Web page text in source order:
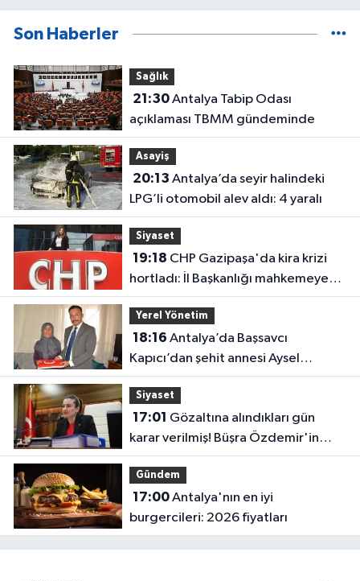
Son Haberler
Sağlık
21:30Antalya Tabip Odası
açıklaması TBMM gündeminde
Asayiş
20:13
LPG’li otomobil alev aldı: 4 yaralı
Siyaset
19:18
hortladı: İl Başkanlığı mahkemeye
gitti
Yerel Yönetim
18:16
Kapıcı’dan şehit annesi Aysel
Belen’e anlamlı ziyaret
Siyaset
17:01
karar verilmiş! Büşra Özdemir'in
oluru ortaya çıktı
Gündem
17:00Antalya'nın en iyi
burgercileri: 2026 fiyatları